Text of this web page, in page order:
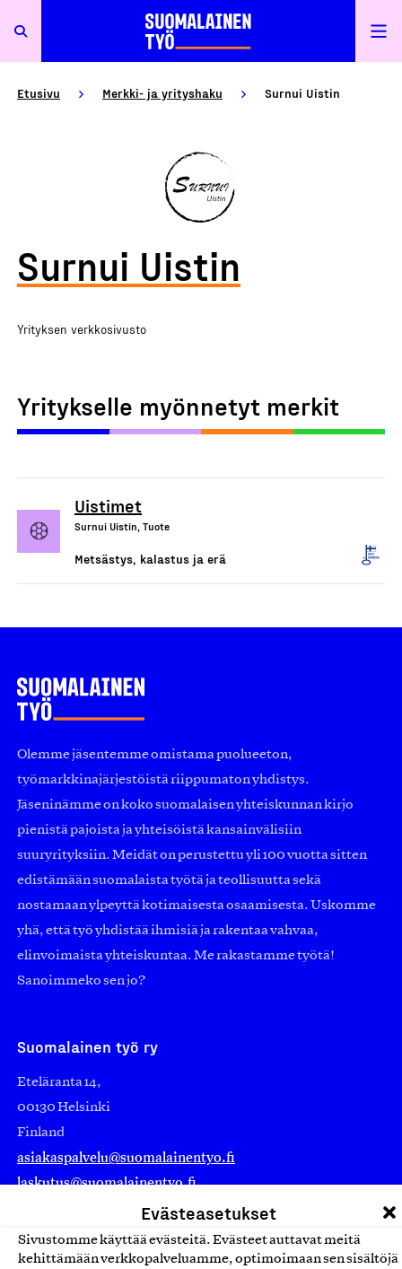
Evästeasetukset
Sivustomme käyttää evästeitä. Evästeet auttavat meitä
kehittämään verkkopalveluamme, optimoimaan sen sisältöjä
Etusivu Merkki- ja yrityshaku Surnui Uistin
Surnui Uistin
Yrityksen verkkosivusto
Yritykselle myönnetyt merkit
Uistimet
Surnui Uistin, Tuote
Metsästys, kalastus ja erä
Olemme jäsentemme omistama puolueeton,
työmarkkinajärjestöistä riippumaton yhdistys.
Jäseninämme on koko suomalaisen yhteiskunnan kirjo
pienistä pajoista ja yhteisöistä kansainvälisiin
suuryrityksiin. Meidät on perustettu yli 100 vuotta sitten
edistämään suomalaista työtä ja teollisuutta sekä
nostamaan ylpeyttä kotimaisesta osaamisesta. Uskomme
yhä, että työ yhdistää ihmisiä ja rakentaa vahvaa,
elinvoimaista yhteiskuntaa. Me rakastamme työtä!
Sanoimmeko sen jo?
Suomalainen työ ry
Eteläranta 14,
00130 Helsinki
Finland
asiakaspalvelu@suomalainentyo.fi
laskutus@suomalainentyo.fi